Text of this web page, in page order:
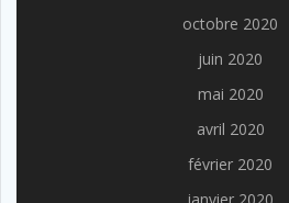
octobre 2020
juin 2020
mai 2020
avril 2020
février 2020